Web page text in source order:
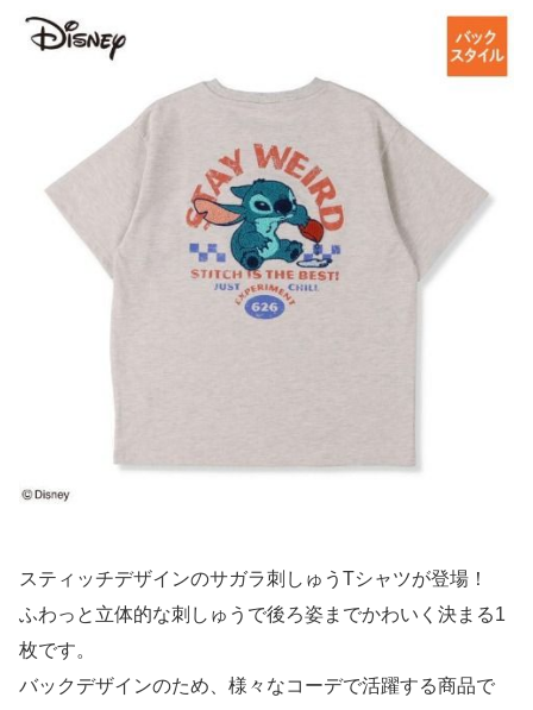
スティッチデザインのサガラ刺しゅうTシャツが登場！
ふわっと立体的な刺しゅうで後ろ姿までかわいく決まる1
枚です。
バックデザインのため、様々なコーデで活躍する商品で